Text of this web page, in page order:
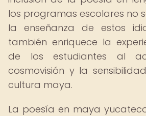
los programas escolares no
la enseñanza de estos
también enriquece la
de los estudiantes al
cosmovisión y la
cultura maya.
La poesía en maya